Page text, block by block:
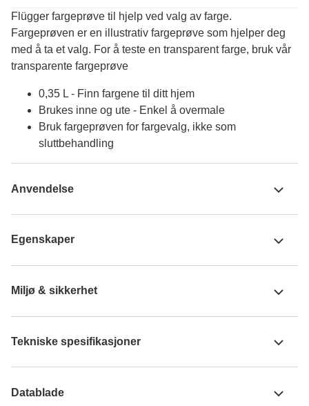
Flügger fargeprøve til hjelp ved valg av farge.
Fargeprøven er en illustrativ fargeprøve som hjelper deg
med å ta et valg. For å teste en transparent farge, bruk vår
transparente fargeprøve
0,35 L - Finn fargene til ditt hjem
Brukes inne og ute - Enkel å overmale
Bruk fargeprøven for fargevalg, ikke som
sluttbehandling
Anvendelse
Egenskaper
Miljø & sikkerhet
Tekniske spesifikasjoner
Datablade